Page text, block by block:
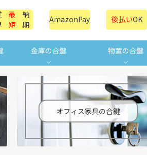
最
短
納
期
AmazonPay 後払いOK
金庫の合鍵 物置の合鍵
オフィス家具の合鍵